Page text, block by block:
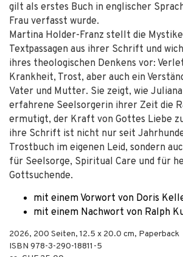
gilt als erstes Buch in englischer
Frau verfasst wurde.
Martina Holder-Franz stellt die
Textpassagen aus ihrer Schrift und
ihres theologischen Denkens vor:
Krankheit, Trost, aber auch ein
Vater und Mutter. Sie zeigt, wie
erfahrene Seelsorgerin ihrer Zeit die
ermutigt, der Kraft von Gottes Liebe
ihre Schrift ist nicht nur seit
Trostbuch im eigenen Leid, sondern
für Seelsorge, Spiritual Care und für
Gottsuchende.
mit einem Vorwort von Doris
mit einem Nachwort von Ralph
2026, 200 Seiten, 12.5 x 20.0 cm, Paperback
ISBN 978-3-290-18811-5